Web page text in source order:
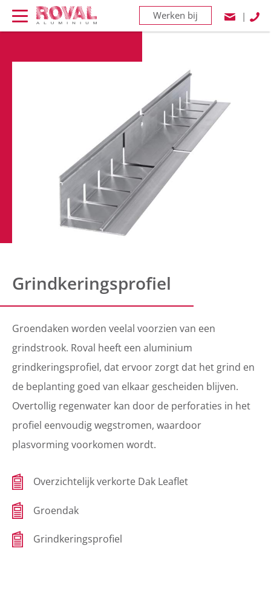
Werken bij |
Grindkeringsprofiel
Groendaken worden veelal voorzien van een
grindstrook. Roval heeft een aluminium
grindkeringsprofiel, dat ervoor zorgt dat het grind en
de beplanting goed van elkaar gescheiden blijven.
Overtollig regenwater kan door de perforaties in het
profiel eenvoudig wegstromen, waardoor
plasvorming voorkomen wordt.
Overzichtelijk verkorte Dak Leaflet
Groendak
Grindkeringsprofiel